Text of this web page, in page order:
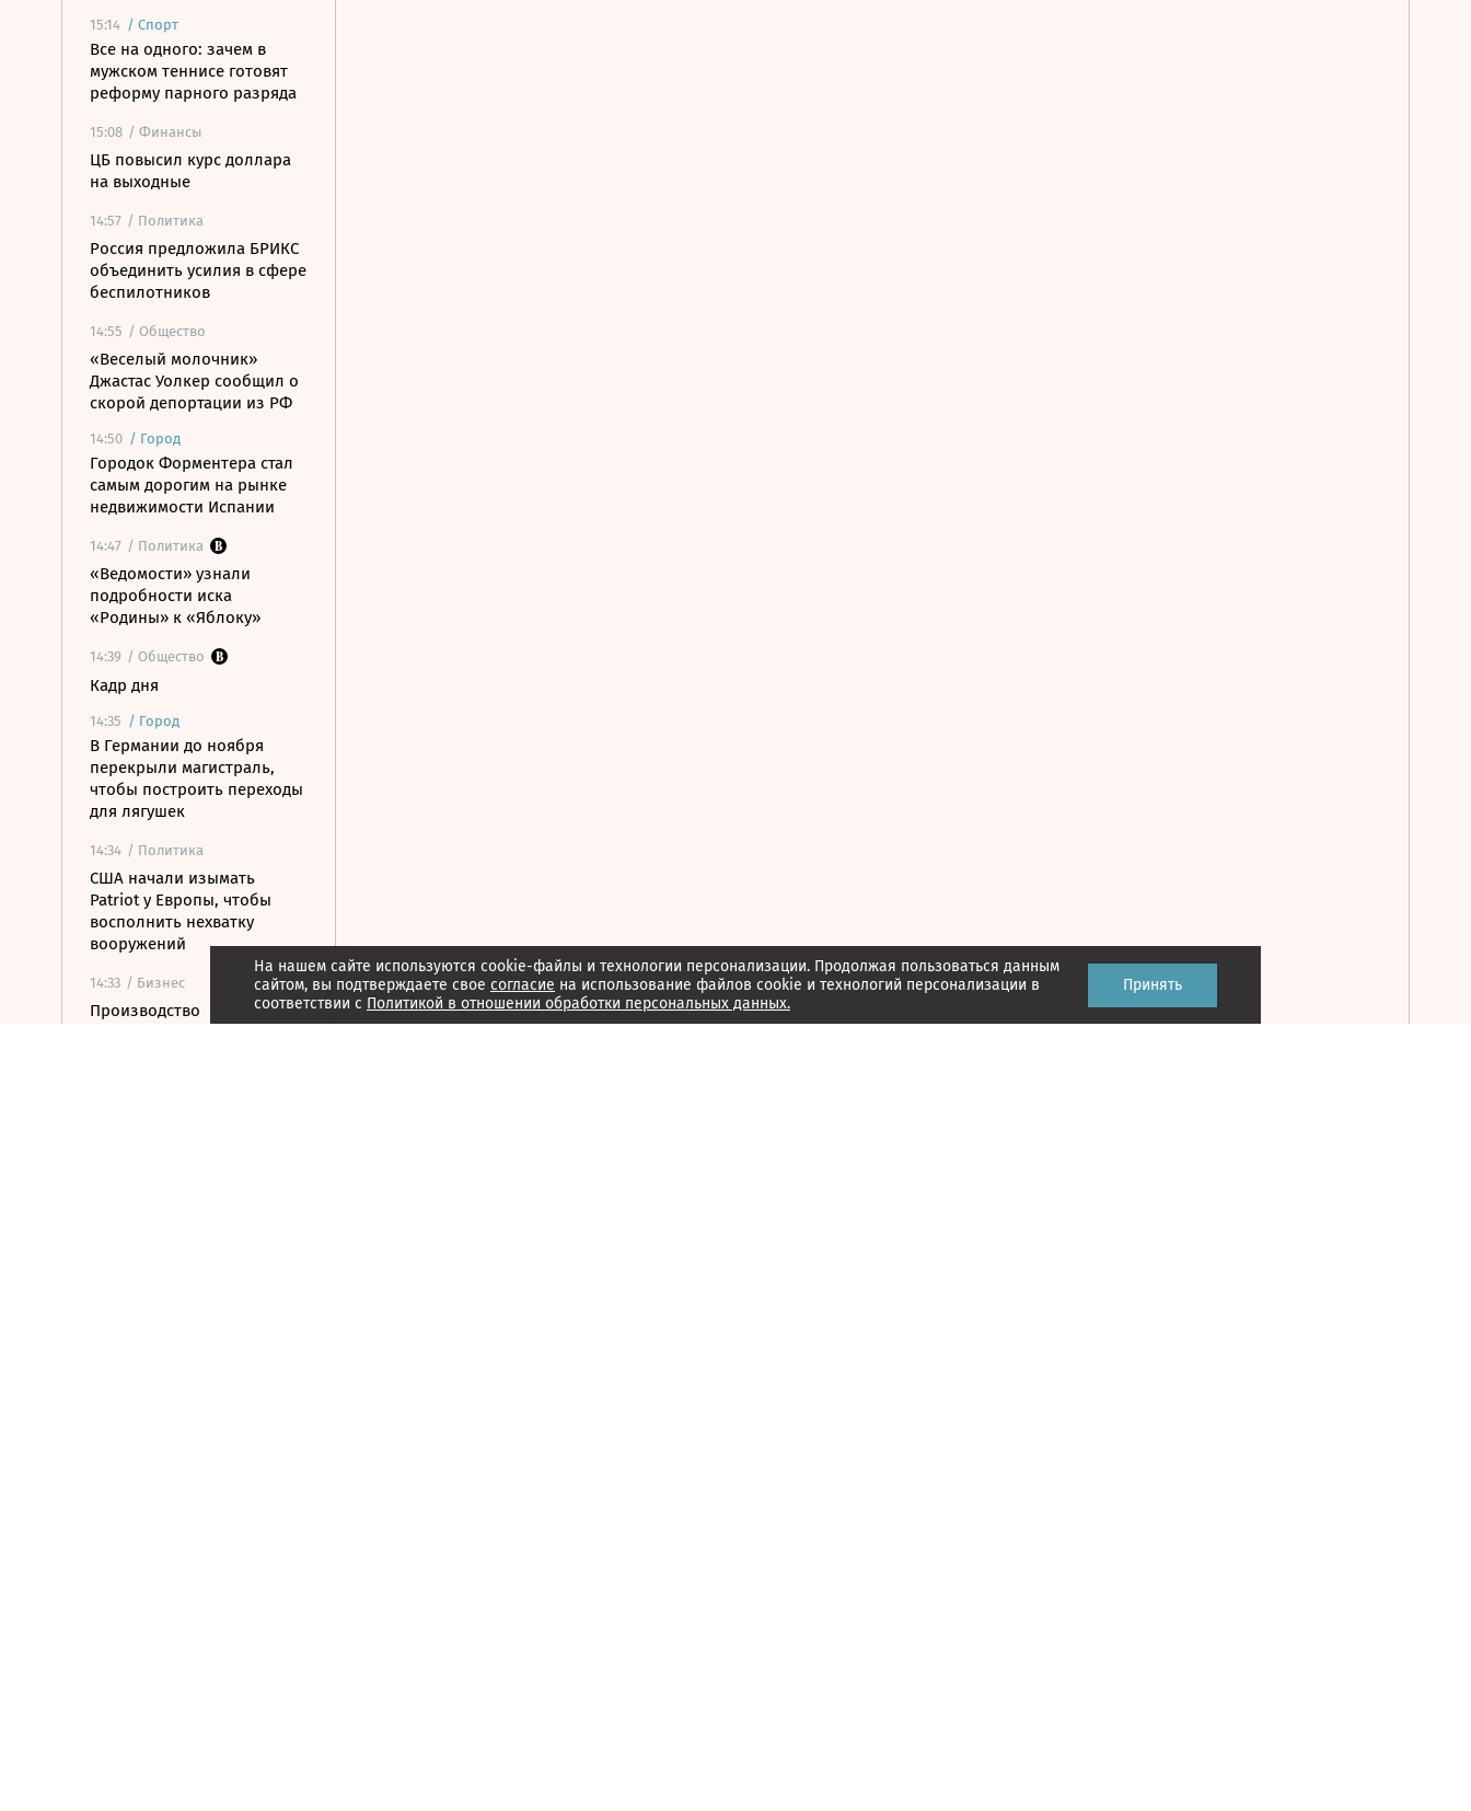
15:14 / Спорт
Все на одного: зачем в
мужском теннисе готовят
реформу парного разряда
15:08 / Финансы
ЦБ повысил курс доллара
на выходные
14:57 / Политика
Россия предложила БРИКС
объединить усилия в сфере
беспилотников
14:55 / Общество
«Веселый молочник»
Джастас Уолкер сообщил о
скорой депортации из РФ
14:50 / Город
Городок Форментера стал
самым дорогим на рынке
недвижимости Испании
14:47 / Политика
«Ведомости» узнали
подробности иска
«Родины» к «Яблоку»
14:39 / Общество
Кадр дня
14:35 / Город
В Германии до ноября
перекрыли магистраль,
чтобы построить переходы
для лягушек
14:34 / Политика
США начали изымать
Patriot у Европы, чтобы
восполнить нехватку
вооружений
14:33 / Бизнес
Производство
На нашем сайте используются cookie-файлы и технологии персонализации. Продолжая пользоваться данным
сайтом, вы подтверждаете свое согласие на использование файлов cookie и технологий персонализации в
соответствии с Политикой в отношении обработки персональных данных.
Принять